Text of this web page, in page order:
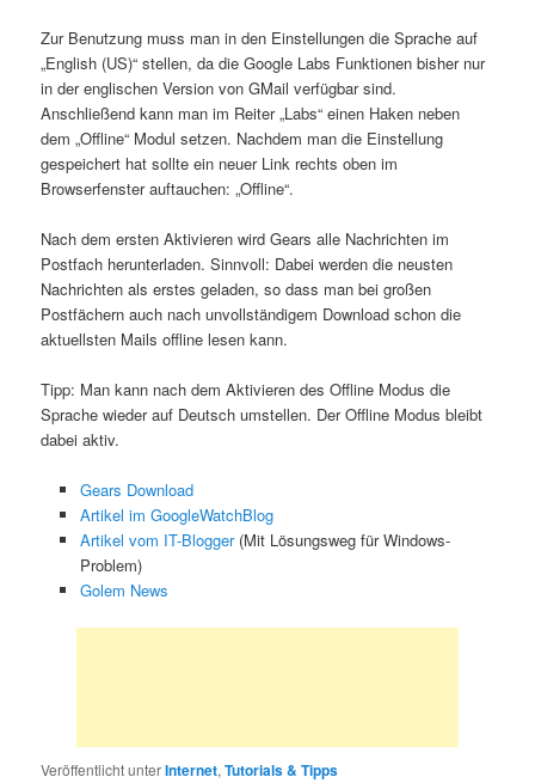
Zur Benutzung muss man in den Einstellungen die Sprache auf
„English (US)“ stellen, da die Google Labs Funktionen bisher nur
in der englischen Version von GMail verfügbar sind.
Anschließend kann man im Reiter „Labs“ einen Haken neben
dem „Offline“ Modul setzen. Nachdem man die Einstellung
gespeichert hat sollte ein neuer Link rechts oben im
Browserfenster auftauchen: „Offline“.
Nach dem ersten Aktivieren wird Gears alle Nachrichten im
Postfach herunterladen. Sinnvoll: Dabei werden die neusten
Nachrichten als erstes geladen, so dass man bei großen
Postfächern auch nach unvollständigem Download schon die
aktuellsten Mails offline lesen kann.
Tipp: Man kann nach dem Aktivieren des Offline Modus die
Sprache wieder auf Deutsch umstellen. Der Offline Modus bleibt
dabei aktiv.
Gears Download
Artikel im GoogleWatchBlog
Artikel vom IT-Blogger (Mit Lösungsweg für Windows-
Problem)
Golem News
Veröffentlicht unterInternet,Tutorials & Tipps